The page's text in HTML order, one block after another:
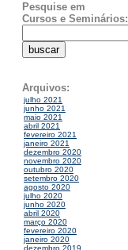
Pesquise em
Cursos e Seminários:
Arquivos:
julho 2021
junho 2021
maio 2021
abril 2021
fevereiro 2021
janeiro 2021
dezembro 2020
novembro 2020
outubro 2020
setembro 2020
agosto 2020
julho 2020
junho 2020
abril 2020
março 2020
fevereiro 2020
janeiro 2020